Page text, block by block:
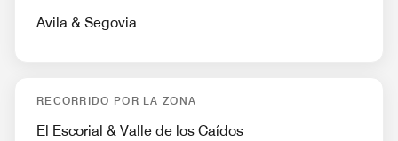
Avila & Segovia
RECORRIDO POR LA ZONA
El Escorial & Valle de los Caídos